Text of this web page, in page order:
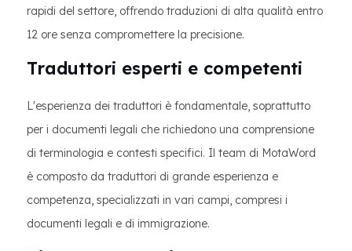
rapidi del settore, offrendo traduzioni di alta qualità entro
12 ore senza compromettere la precisione.
Traduttori esperti e competenti
L'esperienza dei traduttori è fondamentale, soprattutto
per i documenti legali che richiedono una comprensione
di terminologia e contesti specifici. Il team di MotaWord
è composto da traduttori di grande esperienza e
competenza, specializzati in vari campi, compresi i
documenti legali e di immigrazione.